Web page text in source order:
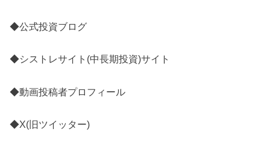
◆公式投資ブログ
◆シストレサイト(中長期投資)サイト
◆動画投稿者プロフィール
◆X(旧ツイッター)